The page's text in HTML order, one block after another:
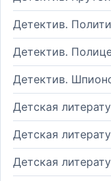
Детектив.
Детектив.
Детектив.
Детская
Детская
Детская